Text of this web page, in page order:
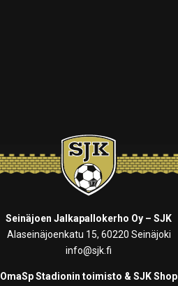
Seinäjoen Jalkapallokerho Oy – SJK
Alaseinäjoenkatu 15, 60220 Seinäjoki
info@sjk.fi
OmaSp Stadionin toimisto & SJK Shop